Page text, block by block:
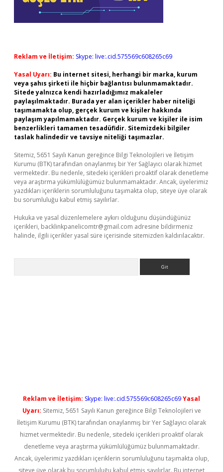
Reklam ve İletişim: Skype: live:.cid.575569c608265c69
Yasal Uyarı: Bu internet sitesi, herhangi bir marka, kurum
veya şahıs şirketi ile hiçbir bağlantısı bulunmamaktadır.
Sitede yalnızca kendi hazırladığımız makaleler
paylaşılmaktadır. Burada yer alan içerikler haber niteliği
taşımamakta olup, gerçek kurum ve kişiler hakkında
paylaşım yapılmamaktadır. Gerçek kurum ve kişiler ile isim
benzerlikleri tamamen tesadüfidir. Sitemizdeki bilgiler
taslak halindedir ve tavsiye niteliği taşımazlar.
Sitemiz, 5651 Sayılı Kanun gereğince Bilgi Teknolojileri ve İletişim
Kurumu (BTK) tarafından onaylanmış bir Yer Sağlayıcı olarak hizmet
vermektedir. Bu nedenle, sitedeki içerikleri proaktif olarak denetleme
veya araştırma yükümlülüğümüz bulunmamaktadır. Ancak, üyelerimiz
yazdıkları içeriklerin sorumluluğunu taşımakta olup, siteye üye olarak
bu sorumluluğu kabul etmiş sayılırlar.
Hukuka ve yasal düzenlemelere aykırı olduğunu düşündüğünüz
içerikleri, backlinkpanelicomtr@gmail.com adresine bildirmeniz
halinde, ilgili içerikler yasal süre içerisinde sitemizden kaldırılacaktır.
Reklam ve İletişim: Skype: live:.cid.575569c608265c69Yasal
Uyarı: Sitemiz, 5651 Sayılı Kanun gereğince Bilgi Teknolojileri ve
İletişim Kurumu (BTK) tarafından onaylanmış bir Yer Sağlayıcı olarak
hizmet vermektedir. Bu nedenle, sitedeki içerikleri proaktif olarak
denetleme veya araştırma yükümlülüğümüz bulunmamaktadır.
Ancak, üyelerimiz yazdıkları içeriklerin sorumluluğunu taşımakta olup,
siteye üye olarak bu sorumluluğu kabul etmiş sayılırlar. Bu internet